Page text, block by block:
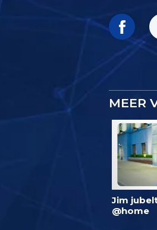
MEER
Jim
@home